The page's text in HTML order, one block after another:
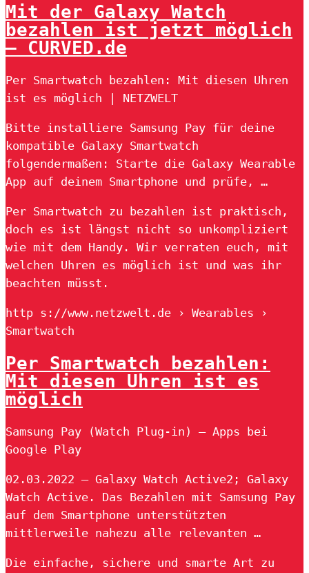
Mit der Galaxy Watch
bezahlen ist jetzt möglich
– CURVED.de
Per Smartwatch bezahlen: Mit diesen Uhren
ist es möglich | NETZWELT
Bitte installiere Samsung Pay für deine
kompatible Galaxy Smartwatch
folgendermaßen: Starte die Galaxy Wearable
App auf deinem Smartphone und prüfe, …
Per Smartwatch zu bezahlen ist praktisch,
doch es ist längst nicht so unkompliziert
wie mit dem Handy. Wir verraten euch, mit
welchen Uhren es möglich ist und was ihr
beachten müsst.
http s://www.netzwelt.de › Wearables ›
Smartwatch
Per Smartwatch bezahlen:
Mit diesen Uhren ist es
möglich
Samsung Pay (Watch Plug-in) – Apps bei
Google Play
02.03.2022 — Galaxy Watch Active2; Galaxy
Watch Active. Das Bezahlen mit Samsung Pay
auf dem Smartphone unterstützten
mittlerweile nahezu alle relevanten …
Die einfache, sichere und smarte Art zu